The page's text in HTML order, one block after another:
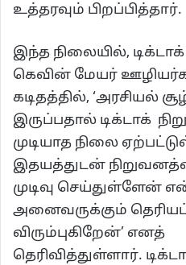
உத்தரவும் பிறப்பித்தார்.
இந்த நிலையில்,
கெவின் மேயர்
கடிதத்தில், ‘அரசியல்
இருப்பதால் டிக்டாக்
முடியாத நிலை
இதயத்துடன்
முடிவு செய்துள்ளேன்
அனைவருக்கும்
விரும்புகிறேன்’ எனத்
தெரிவித்துள்ளார்.